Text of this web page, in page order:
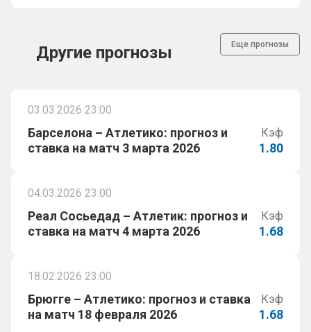
Другие прогнозы Еще прогнозы
03.03.2026 23:00
Барселона – Атлетико: прогноз и
ставка на матч 3 марта 2026
Кэф
1.80
04.03.2026 23:00
Реал Сосьедад – Атлетик: прогноз и
ставка на матч 4 марта 2026
Кэф
1.68
18.02.2026 23:00
Брюгге – Атлетико: прогноз и ставка
на матч 18 февраля 2026
Кэф
1.68